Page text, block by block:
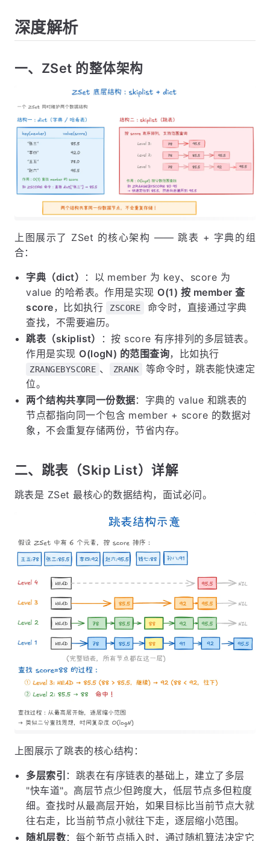
深度解析
一、ZSet 的整体架构
上图展示了 ZSet 的核心架构 —— 跳表 + 字典的组
合：
字典（dict）
：以 member 为 key、score 为
value 的哈希表。作用是实现 O(1) 按 member 查
score，比如执行 ZSCORE
命令时，直接通过字典
查找，不需要遍历。
跳表（skiplist）
：按 score 有序排列的多层链表。
作用是实现 O(logN) 的范围查询，比如执行
ZRANGEBYSCORE 、 ZRANK
等命令时，跳表能快速定
位。
两个结构共享同一份数据：字典的 value 和跳表的
节点都指向同一个包含 member + score 的数据对
象，不会重复存储两份，节省内存。
二、跳表（Skip List）详解
跳表是 ZSet 最核心的数据结构，面试必问。
上图展示了跳表的核心结构：
多层索引 ：跳表在有序链表的基础上，建立了多层
"快车道"。高层节点少但跨度大，低层节点多但粒度
细。查找时从最高层开始，如果目标比当前节点大就
往右走，比当前节点小就往下走，逐层缩小范围。
随机层数：每个新节点插入时，通过随机算法决定它